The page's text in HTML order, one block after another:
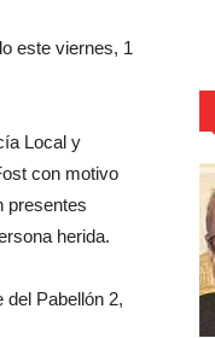
este viernes, 1
Local y
con motivo
presentes
herida.
del Pabellón 2,